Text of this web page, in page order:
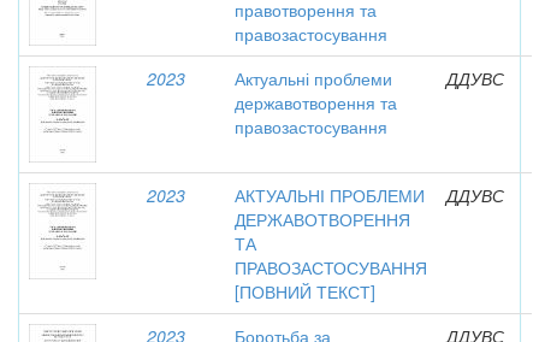
правотворення та
правозастосування
2023
Актуальні проблеми
державотворення та
правозастосування
ДДУВС
2023
АКТУАЛЬНІ ПРОБЛЕМИ
ДЕРЖАВОТВОРЕННЯ
ТА
ПРАВОЗАСТОСУВАННЯ
[ПОВНИЙ ТЕКСТ]
ДДУВС
2023
Боротьба за
ДДУВС